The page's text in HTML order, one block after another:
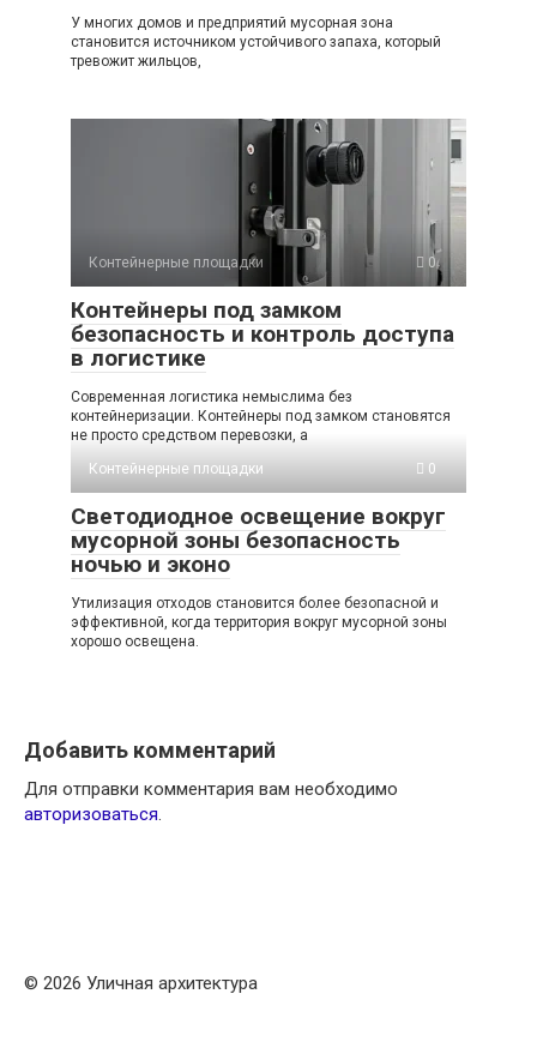
У многих домов и предприятий мусорная зона
становится источником устойчивого запаха, который
тревожит жильцов,
Контейнерные площадки 0
Контейнеры под замком
безопасность и контроль доступа
в логистике
Современная логистика немыслима без
контейнеризации. Контейнеры под замком становятся
не просто средством перевозки, а
Контейнерные площадки
0
Светодиодное освещение вокруг
мусорной зоны безопасность
ночью и эконо
Утилизация отходов становится более безопасной и
эффективной, когда территория вокруг мусорной зоны
хорошо освещена.
Добавить комментарий
Для отправки комментария вам необходимо
авторизоваться.
© 2026 Уличная архитектура